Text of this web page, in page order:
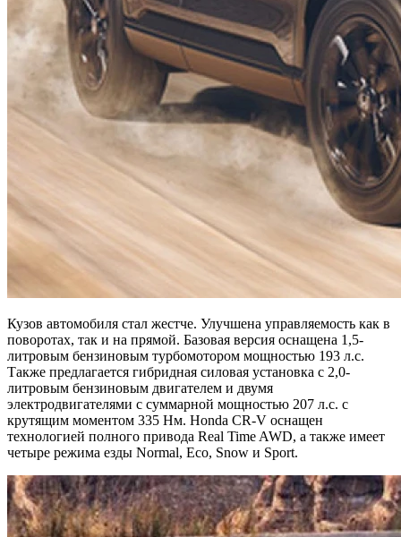
Кузов автомобиля стал жестче. Улучшена управляемость как в
поворотах, так и на прямой. Базовая версия оснащена 1,5-
литровым бензиновым турбомотором мощностью 193 л.с.
Также предлагается гибридная силовая установка с 2,0-
литровым бензиновым двигателем и двумя
электродвигателями с суммарной мощностью 207 л.с. с
крутящим моментом 335 Нм. Honda CR-V оснащен
технологией полного привода Real Time AWD, а также имеет
четыре режима езды Normal, Eco, Snow и Sport.